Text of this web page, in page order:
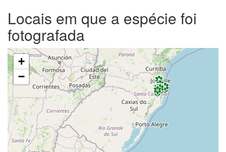
Locais em que a espécie foi
fotografada
+
−